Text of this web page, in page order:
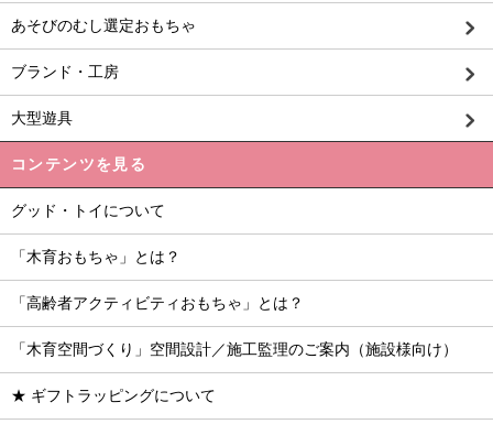
あそびのむし選定おもちゃ
ブランド・工房
大型遊具
コンテンツを見る
グッド・トイについて
「木育おもちゃ」とは？
「高齢者アクティビティおもちゃ」とは？
「木育空間づくり」空間設計／施工監理のご案内（施設様向け）
★ ギフトラッピングについて